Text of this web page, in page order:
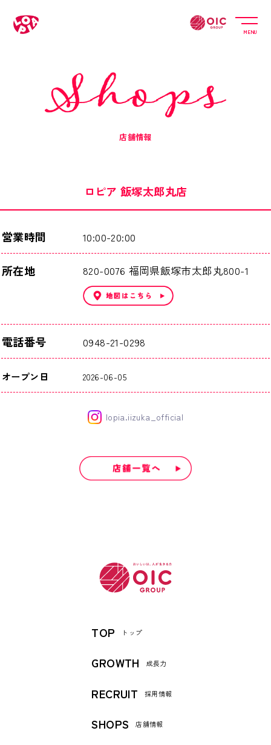
MENU
店舗情報
ロピア 飯塚太郎丸店
営業時間 10:00-20:00
所在地 820-0076 福岡県飯塚市太郎丸800-1
電話番号 0948-21-0298
オープン日 2026-06-05
lopia.iizuka_official
TOP トップ
GROWTH 成長力
RECRUIT 採用情報
SHOPS 店舗情報